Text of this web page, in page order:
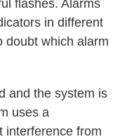
flashes. Alarms
in different
doubt which alarm
and the system is
uses a
interference from